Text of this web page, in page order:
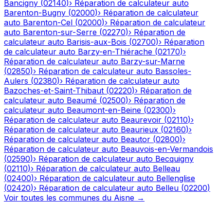
Bancigny (02140)› Réparation de calculateur auto
Barenton-Bugny (02000)› Réparation de calculateur
auto Barenton-Cel (02000)› Réparation de calculateur
auto Barenton-sur-Serre (02270)› Réparation de
calculateur auto Barisis-aux-Bois (02700)› Réparation
de calculateur auto Barzy-en-Thiérache (02170)›
Réparation de calculateur auto Barzy-sur-Marne
(02850)› Réparation de calculateur auto Bassoles-
Aulers (02380)› Réparation de calculateur auto
Bazoches-et-Saint-Thibaut (02220)› Réparation de
calculateur auto Beaumé (02500)› Réparation de
calculateur auto Beaumont-en-Beine (02300)›
Réparation de calculateur auto Beaurevoir (02110)›
Réparation de calculateur auto Beaurieux (02160)›
Réparation de calculateur auto Beautor (02800)›
Réparation de calculateur auto Beauvois-en-Vermandois
(02590)› Réparation de calculateur auto Becquigny
(02110)› Réparation de calculateur auto Belleau
(02400)› Réparation de calculateur auto Bellenglise
(02420)› Réparation de calculateur auto Belleu (02200)
Voir toutes les communes du Aisne →